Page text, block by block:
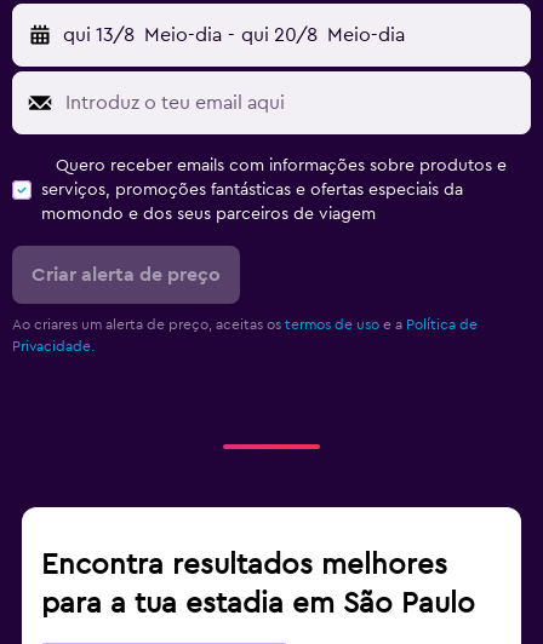
qui 13/8 Meio-dia - qui 20/8 Meio-dia
Quero receber emails com informações sobre produtos e
serviços, promoções fantásticas e ofertas especiais da
momondo e dos seus parceiros de viagem
Criar alerta de preço
Ao criares um alerta de preço, aceitas os termos de uso e a Política de
Privacidade.
Encontra resultados melhores
para a tua estadia em São Paulo